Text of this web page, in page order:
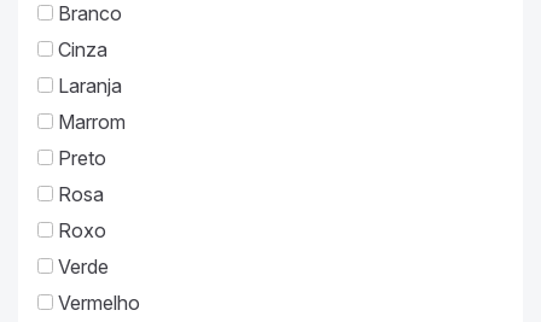
Branco
Cinza
Laranja
Marrom
Preto
Rosa
Roxo
Verde
Vermelho